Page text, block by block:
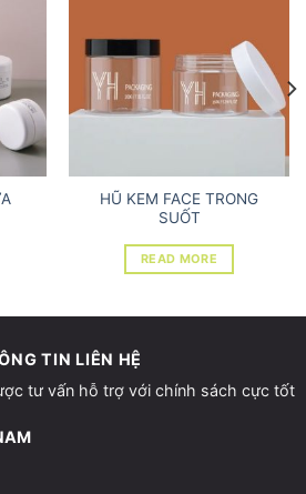
HŨ KEM FACE TRONG
SUỐT
READ MORE
TIN LIÊN HỆ
tư vấn hỗ trợ với chính sách cực tốt